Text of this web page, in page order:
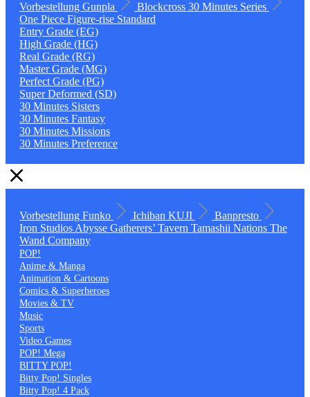
Vorbestellung Gunpla Blockcross 30 Minutes Series
One Piece Figure-rise Standard
Entry Grade (EG)
High Grade (HG)
Real Grade (RG)
Master Grade (MG)
Perfect Grade (PG)
Super Deformed (SD)
30 Minutes Sisters
30 Minutes Fantasy
30 Minutes Missions
30 Minutes Preference
Vorbestellung Funko Ichiban KUJI
Banpresto
Iron Studios Abysse Gatherers’ Tavern Tamashii Nations The
Wand Company
POP!
Anime & Manga
Animation & Cartoons
Comics & Superheroes
Movies & TV
Music
Sports
Video Games
POP! Mega
BITTY POP!
Bitty Pop! Singles
Bitty Pop! 4 Pack